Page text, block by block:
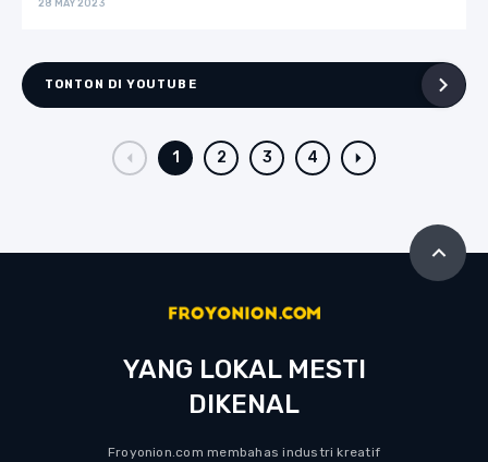
28 MAY 2023
TONTON DI YOUTUBE
1 2 3 4
YANG LOKAL MESTI
DIKENAL
Froyonion.com membahas industri kreatif